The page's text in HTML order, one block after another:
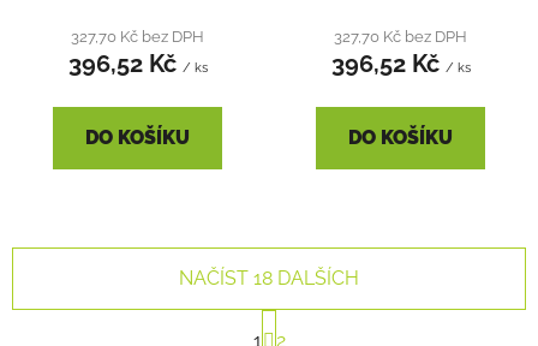
327,70 Kč bez DPH
396,52 Kč / ks
DO KOŠÍKU
327,70 Kč bez DPH
396,52 Kč / ks
DO KOŠÍKU
NAČÍST 18 DALŠÍCH
1 2